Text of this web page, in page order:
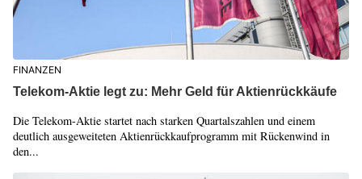
FINANZEN
Telekom-Aktie legt zu: Mehr Geld für Aktienrückkäufe
Die Telekom-Aktie startet nach starken Quartalszahlen und einem
deutlich ausgeweiteten Aktienrückkaufprogramm mit Rückenwind in
den...